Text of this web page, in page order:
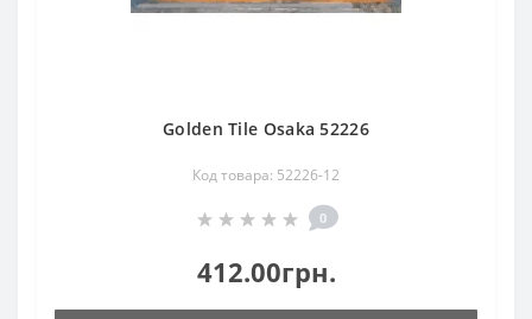
Golden Tile Osaka 52226
Код товара: 52226-12
0
412.00грн.